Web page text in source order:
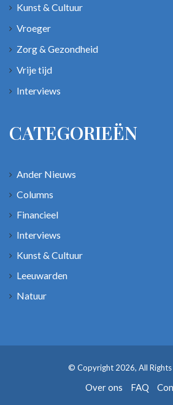
Kunst & Cultuur
Vroeger
Zorg & Gezondheid
Vrije tijd
Interviews
CATEGORIEËN
Ander Nieuws
Columns
Financieel
Interviews
Kunst & Cultuur
Leeuwarden
Natuur
© Copyright 2026, All Rights
Over ons FAQ